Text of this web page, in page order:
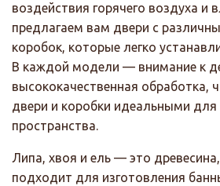
воздействия горячего воздуха и
предлагаем вам двери с
коробок, которые легко
В каждой модели — внимание к
высококачественная обработка,
двери и коробки идеальными для
пространства.
Липа, хвоя и ель — это
подходит для изготовления